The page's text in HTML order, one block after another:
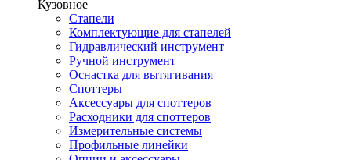
Кузовное
Стапели
Комплектующие для стапелей
Гидравлический инструмент
Ручной инструмент
Оснастка для вытягивания
Споттеры
Аксессуары для споттеров
Расходники для споттеров
Измерительные системы
Профильные линейки